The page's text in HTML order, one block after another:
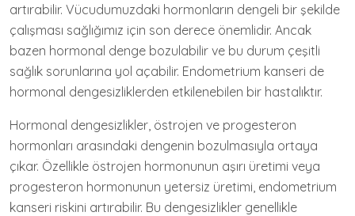
artırabilir. Vücudumuzdaki hormonların dengeli bir şekilde
çalışması sağlığımız için son derece önemlidir. Ancak
bazen hormonal denge bozulabilir ve bu durum çeşitli
sağlık sorunlarına yol açabilir. Endometrium kanseri de
hormonal dengesizliklerden etkilenebilen bir hastalıktır.
Hormonal dengesizlikler, östrojen ve progesteron
hormonları arasındaki dengenin bozulmasıyla ortaya
çıkar. Özellikle östrojen hormonunun aşırı üretimi veya
progesteron hormonunun yetersiz üretimi, endometrium
kanseri riskini artırabilir. Bu dengesizlikler genellikle